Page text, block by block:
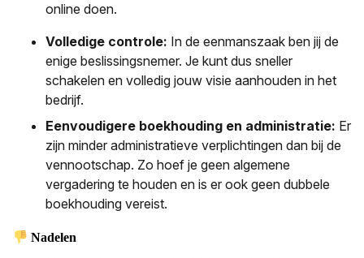
online doen.
Volledige controle: In de eenmanszaak ben jij de
enige beslissingsnemer. Je kunt dus sneller
schakelen en volledig jouw visie aanhouden in het
bedrijf.
Eenvoudigere boekhouding en administratie: Er
zijn minder administratieve verplichtingen dan bij de
vennootschap. Zo hoef je geen algemene
vergadering te houden en is er ook geen dubbele
boekhouding vereist.
Nadelen